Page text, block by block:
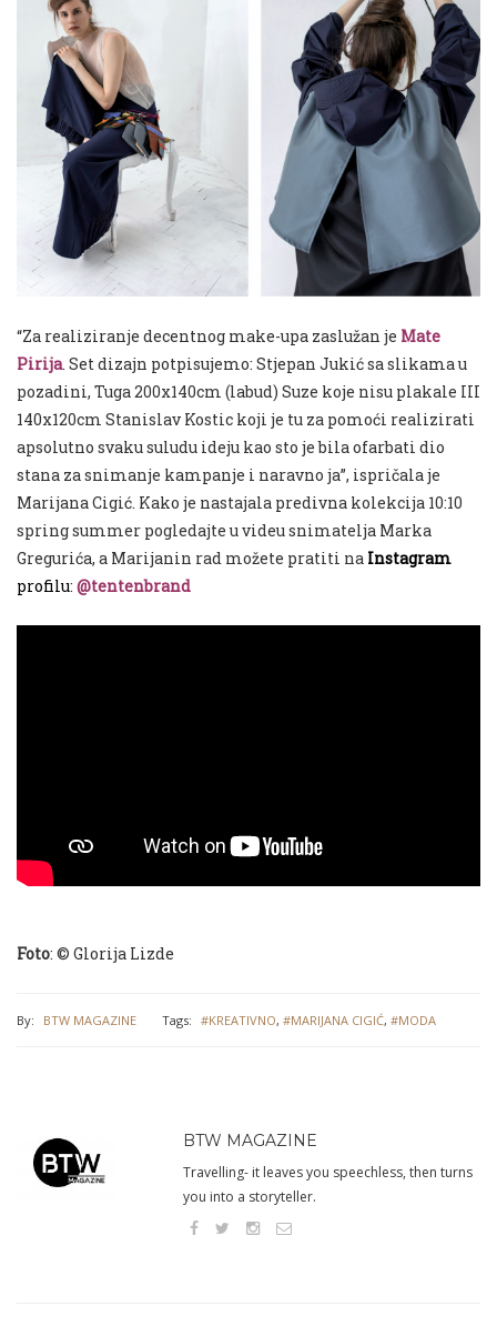
“Za realiziranje decentnog make-upa zaslužan je Mate
Pirija. Set dizajn potpisujemo: Stjepan Jukić sa slikama u
pozadini, Tuga 200x140cm (labud) Suze koje nisu plakale III
140x120cm Stanislav Kostic koji je tu za pomoći realizirati
apsolutno svaku suludu ideju kao sto je bila ofarbati dio
stana za snimanje kampanje i naravno ja”, ispričala je
Marijana Cigić. Kako je nastajala predivna kolekcija 10:10
spring summer pogledajte u videu snimatelja Marka
Gregurića, a Marijanin rad možete pratiti na Instagram
profilu: @tentenbrand
Foto: © Glorija Lizde
By: BTW MAGAZINE Tags: #KREATIVNO, #MARIJANA CIGIĆ, #MODA
BTW MAGAZINE
Travelling- it leaves you speechless, then turns
you into a storyteller.